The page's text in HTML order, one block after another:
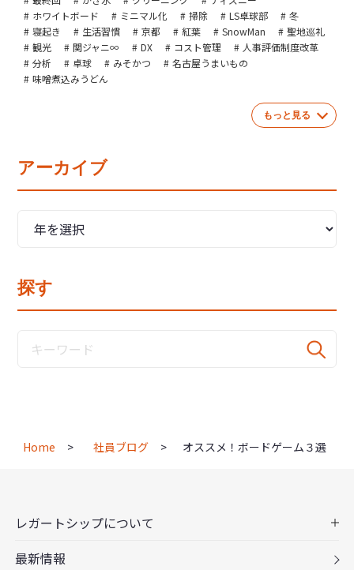
ホワイトボード
ミニマル化 掃除 LS卓球部
冬
寝起き
生活習慣 京都 紅葉 SnowMan
聖地巡礼
観光
関ジャニ∞ DX コスト管理
人事評価制度改革
分析
卓球 みそかつ
名古屋うまいもの
味噌煮込みうどん
もっと見る
アーカイブ
探す
Home 社員ブログ オススメ！ボードゲーム３選
レガートシップについて
最新情報